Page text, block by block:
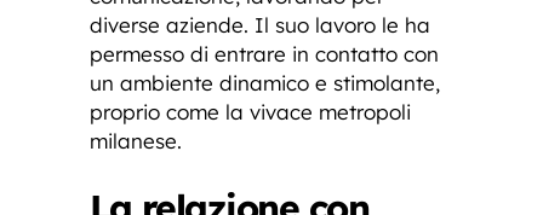
diverse aziende. Il suo lavoro le ha
permesso di entrare in contatto con
un ambiente dinamico e stimolante,
proprio come la vivace metropoli
milanese.